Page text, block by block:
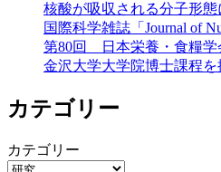
核酸が吸収される分子形
国際科学雑誌「Journal of
第80回 日本栄養・食糧学
金沢大学大学院博士課程を
カテゴリー
カテゴリー